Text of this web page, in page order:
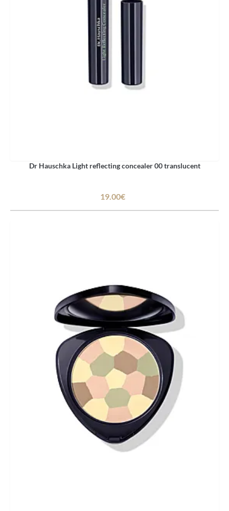
Dr Hauschka Light reflecting concealer 00 translucent
19.00€